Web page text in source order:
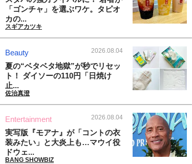
「ゴンチャ」を選ぶワケ。タピオ
カの...
スギアカツキ
Beauty 2026.08.04
夏の“ベタベタ地獄”が秒でリセッ
ト！ ダイソーの110円「日焼け
止...
佐治真澄
Entertainment 2026.08.04
実写版『モアナ』が「コントの衣
装みたい」と大炎上も…マウイ役
ドウェ...
BANG SHOWBIZ